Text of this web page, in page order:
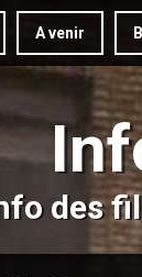
A venir
des